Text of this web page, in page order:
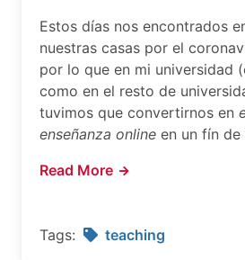
Estos días nos encontrados
nuestras casas por el
por lo que en mi universidad
como en el resto de
tuvimos que convertirnos en
enseñanza online en un fín de
Read More
Tags: teaching